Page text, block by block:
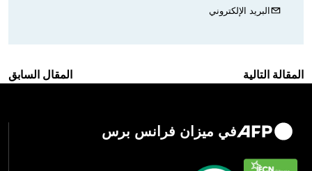
البريد الإلكتروني
المقالة التالية المقال السابق
في ميزان فرانس برس